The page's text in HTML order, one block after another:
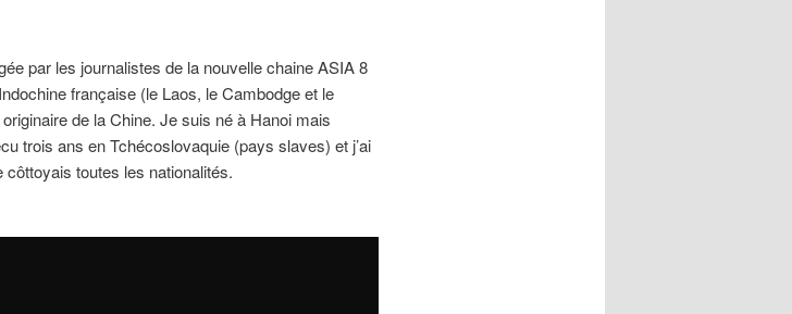
par les journalistes de la nouvelle chaine ASIA 8
française (le Laos, le Cambodge et le
de la Chine. Je suis né à Hanoi mais
trois ans en Tchécoslovaquie (pays slaves) et j’ai
toutes les nationalités.